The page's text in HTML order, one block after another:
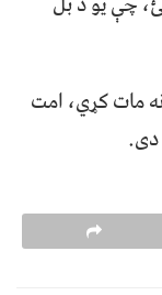
مات کړي، امت
دی.